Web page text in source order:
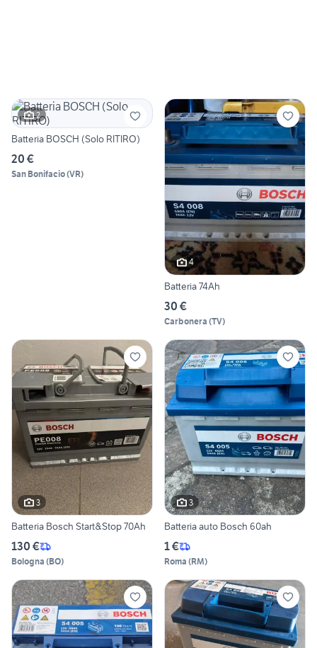
2
Batteria BOSCH (Solo RITIRO)
20 €
San Bonifacio(VR)
4
Batteria 74Ah
30 €
Carbonera (TV)
3
Batteria Bosch Start&Stop 70Ah
130 €
Bologna (BO)
3
Batteria auto Bosch 60ah
1 €
Roma (RM)